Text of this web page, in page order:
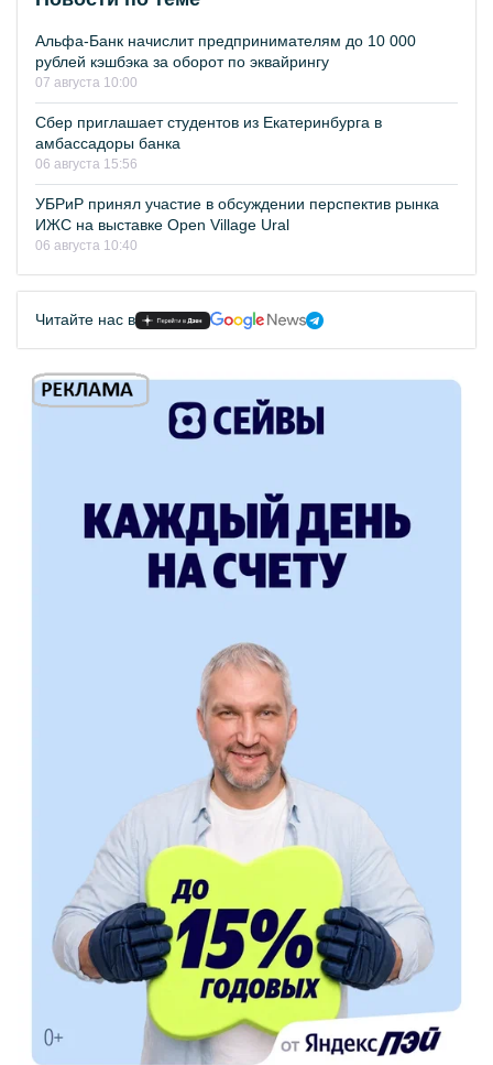
Альфа-Банк начислит предпринимателям до 10 000
рублей кэшбэка за оборот по эквайрингу
07 августа 10:00
Сбер приглашает студентов из Екатеринбурга в
амбассадоры банка
06 августа 15:56
УБРиР принял участие в обсуждении перспектив рынка
ИЖС на выставке Open Village Ural
06 августа 10:40
Читайте нас в